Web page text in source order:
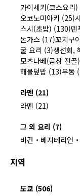
가이세키(코스요리
오코노미야키 (25)
스시(초밥) (130)덴
돈가스 (17)꼬치구
굴 요리 (3)생선회,
모츠나베(곱창 전
해물덮밥 (13)우동
라멘 (21)
라멘 (21)
그 외 요리 (7)
비건・베지테리언
지역
도쿄 (506)